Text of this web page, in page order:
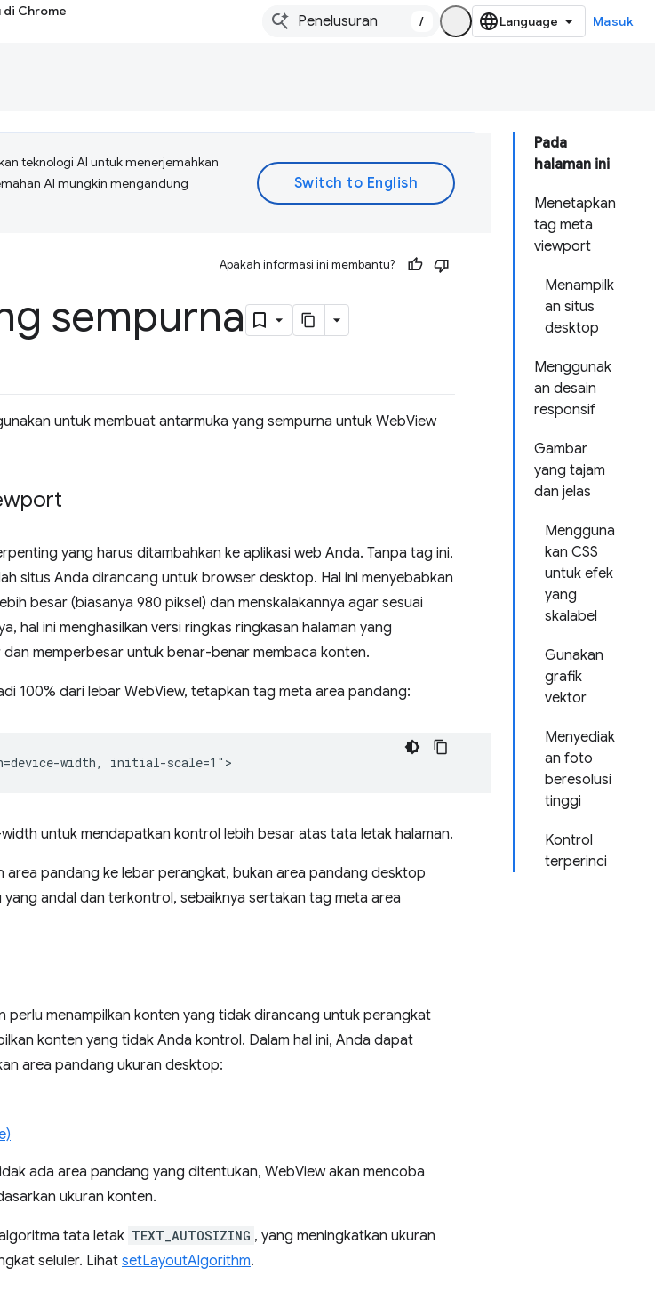
di Chrome
/ Masuk
Pada
halaman ini
Menetapkan
tag meta
viewport
Menampilk
an situs
desktop
Menggunak
an desain
responsif
Gambar
yang tajam
dan jelas
Mengguna
kan CSS
untuk efek
yang
skalabel
Gunakan
grafik
vektor
Menyediak
an foto
beresolusi
tinggi
Kontrol
terperinci
teknologi AI untuk menerjemahkan
AI mungkin mengandung
Apakah informasi ini membantu?
sempurna
untuk membuat antarmuka yang sempurna untuk WebView
yang harus ditambahkan ke aplikasi web Anda. Tanpa tag ini,
situs Anda dirancang untuk browser desktop. Hal ini menyebabkan
besar (biasanya 980 piksel) dan menskalakannya agar sesuai
hal ini menghasilkan versi ringkas ringkasan halaman yang
memperbesar untuk benar-benar membaca konten.
100% dari lebar WebView, tetapkan tag meta area pandang:
untuk mendapatkan kontrol lebih besar atas tata letak halaman.
area pandang ke lebar perangkat, bukan area pandang desktop
andal dan terkontrol, sebaiknya sertakan tag meta area
perlu menampilkan konten yang tidak dirancang untuk perangkat
konten yang tidak Anda kontrol. Dalam hal ini, Anda dapat
area pandang ukuran desktop:
ada area pandang yang ditentukan, WebView akan mencoba
ukuran konten.
tata letak TEXT_AUTOSIZING , yang meningkatkan ukuran
seluler. Lihat setLayoutAlgorithm.